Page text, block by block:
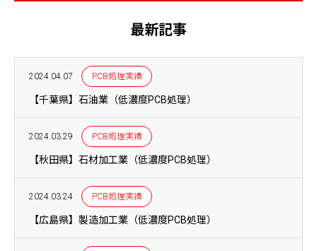
最新記事
2024.04.07 PCB処理実績
【千葉県】石油業（低濃度PCB処理）
2024.03.29 PCB処理実績
【秋田県】石材加工業（低濃度PCB処理）
2024.03.24 PCB処理実績
【広島県】製造加工業（低濃度PCB処理）